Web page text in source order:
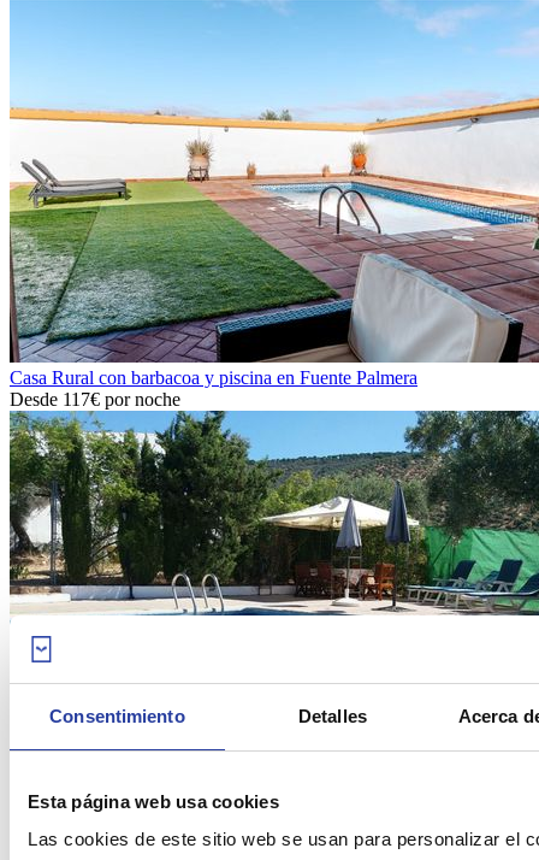
Consentimiento Detalles Acerca
Esta página web usa cookies
Las cookies de este sitio web se usan para personalizar el
Casa Rural con barbacoa y piscina en Fuente Palmera
Desde 117€ por noche
Desde99€por noche